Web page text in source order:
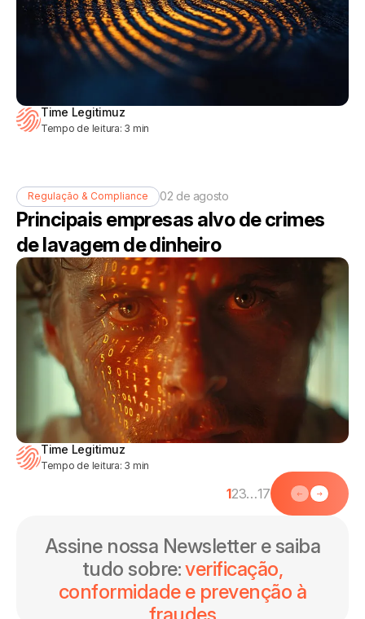
Time Legitimuz
Tempo de leitura: 3 min
Regulação & Compliance 02 de agosto
Principais empresas alvo de crimes
de lavagem de dinheiro
Time Legitimuz
Tempo de leitura: 3 min
123…17
Assine nossa Newsletter e saiba
tudo sobre:verificação,
conformidade e prevenção à